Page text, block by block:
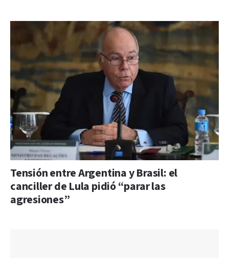
Tensión entre Argentina y Brasil: el
canciller de Lula pidió “parar las
agresiones”